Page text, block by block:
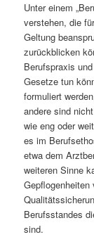
Unter einem
verstehen, die
Geltung
zurückblicken
Berufspraxis
Gesetze tun
formuliert
andere sind
wie eng oder
es im
etwa dem
weiteren Sinne
Berufsstandes
sind.